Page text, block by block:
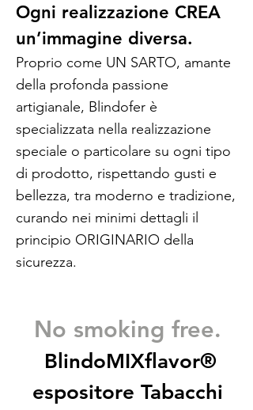
Ogni realizzazione CREA
un’immagine diversa.
Proprio come UN SARTO, amante
della profonda passione
artigianale, Blindofer è
specializzata nella realizzazione
speciale o particolare su ogni tipo
di prodotto, rispettando gusti e
bellezza, tra moderno e tradizione,
curando nei minimi dettagli il
principio ORIGINARIO della
sicurezza.
No smoking free.
BlindoMIXflavor®
espositore Tabacchi